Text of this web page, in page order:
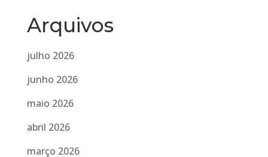
Arquivos
julho 2026
junho 2026
maio 2026
abril 2026
março 2026